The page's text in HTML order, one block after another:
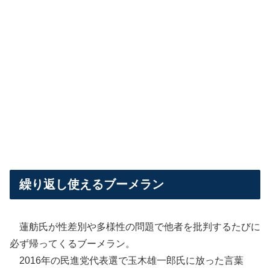
繰り返し使えるブーメラン
蓮舫氏が性差別や多様性の問題で他者を批判するたびに
必ず帰ってくるブーメラン。
2016年の民進党代表選で玉木雄一郎氏に放った言葉